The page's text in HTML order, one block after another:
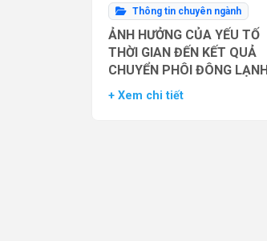
Thông tin chuyên ngành
ẢNH HƯỞNG CỦA YẾU TỐ
THỜI GIAN ĐẾN KẾT QUẢ
CHUYỂN PHÔI ĐÔNG LẠNH
+ Xem chi tiết